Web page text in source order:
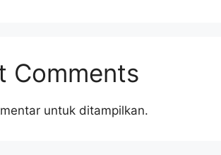
Comments
untuk ditampilkan.